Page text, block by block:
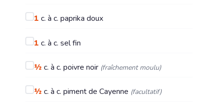
1 c. à c. paprika doux
1 c. à c. sel fin
½ c. à c. poivre noir (fraîchement moulu)
½ c. à c. piment de Cayenne (facultatif)